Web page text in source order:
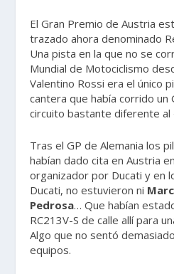
El Gran Premio de Austria
trazado ahora denominado
Una pista en la que no se
Mundial de Motociclismo
Valentino Rossi era el único
cantera que había corrido un
circuito bastante diferente al
Tras el GP de Alemania los
habían dado cita en Austria
organizador por Ducati y en
Ducati, no estuvieron ni
Pedrosa… Que habían
RC213V-S de calle allí para
Algo que no sentó
equipos.